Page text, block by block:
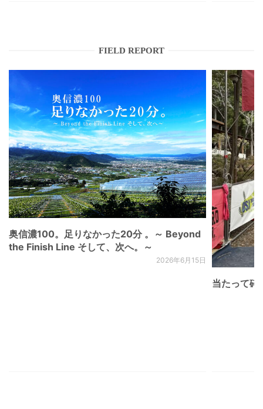
FIELD REPORT
奥信濃100。足りなかった20分 。～ Beyond
the Finish Line そして、次へ。～
2026年6月15日
当たって砕